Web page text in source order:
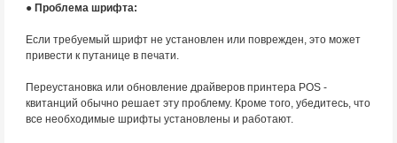
● Проблема шрифта:
Если требуемый шрифт не установлен или поврежден, это может
привести к путанице в печати.
Переустановка или обновление драйверов принтера POS -
квитанций обычно решает эту проблему. Кроме того, убедитесь, что
все необходимые шрифты установлены и работают.